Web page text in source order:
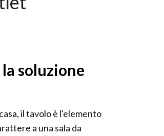
soluzione
il tavolo è l'elemento
a una sala da